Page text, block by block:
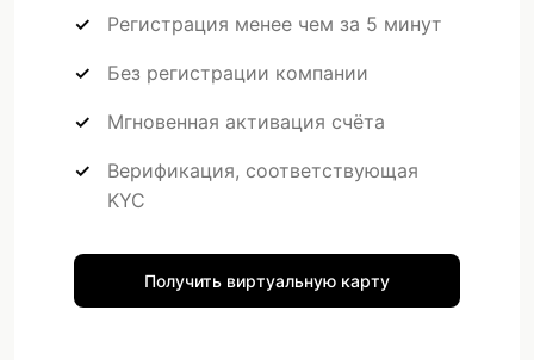
Регистрация менее чем за 5 минут
Без регистрации компании
Мгновенная активация счёта
Верификация, соответствующая
KYC
Получить виртуальную карту